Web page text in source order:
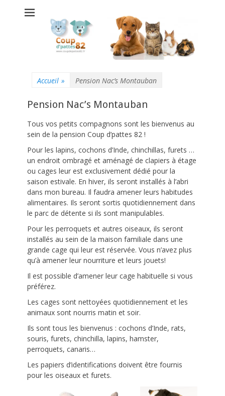
Coup d'pattes 82 -
Pension chats
chiens
Montauban
Accueil » Pension Nac’s Montauban
Pension Nac’s Montauban
Tous vos petits compagnons sont les bienvenus au
sein de la pension Coup d’pattes 82 !
Pour les lapins, cochons d’Inde, chinchillas, furets …
un endroit ombragé et aménagé de clapiers à étage
ou cages leur est exclusivement dédié pour la
saison estivale. En hiver, ils seront installés à l’abri
dans mon bureau. Il faudra amener leurs habitudes
alimentaires. Ils seront sortis quotidiennement dans
le parc de détente si ils sont manipulables.
Pour les perroquets et autres oiseaux, ils seront
installés au sein de la maison familiale dans une
grande cage qui leur est réservée. Vous n’avez plus
qu’à amener leur nourriture et leurs jouets!
Il est possible d’amener leur cage habituelle si vous
préférez.
Les cages sont nettoyées quotidiennement et les
animaux sont nourris matin et soir.
Ils sont tous les bienvenus : cochons d’Inde, rats,
souris, furets, chinchilla, lapins, hamster,
perroquets, canaris…
Les papiers d’identifications doivent être fournis
pour les oiseaux et furets.